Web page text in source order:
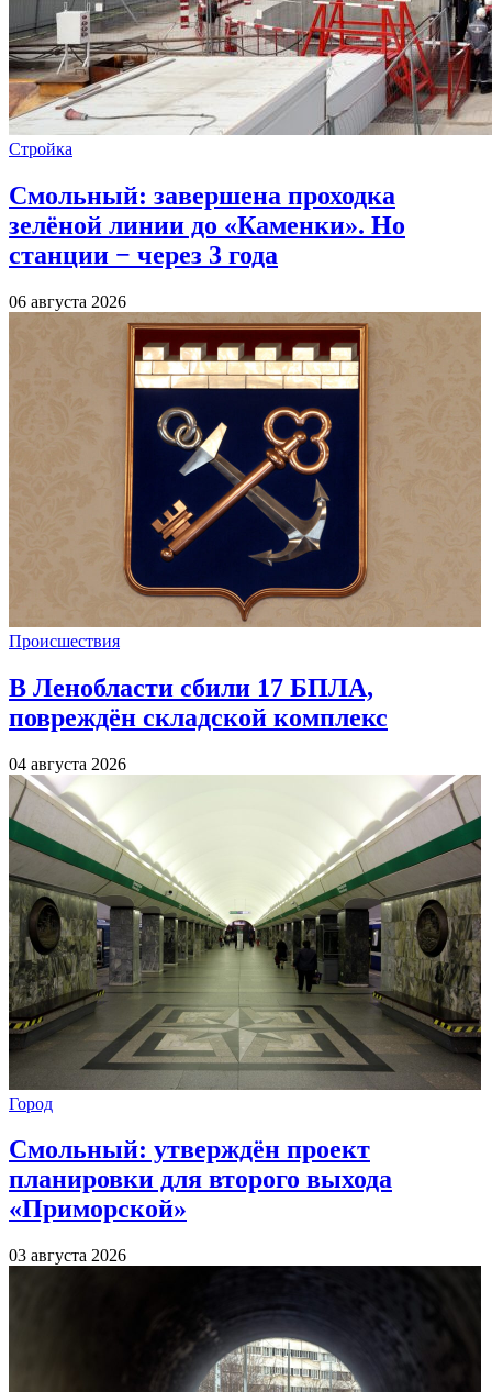
Стройка
Смольный: завершена проходка
зелёной линии до «Каменки». Но
станции − через 3 года
06 августа 2026
Происшествия
В Ленобласти сбили 17 БПЛА,
повреждён складской комплекс
04 августа 2026
Город
Смольный: утверждён проект
планировки для второго выхода
«Приморской»
03 августа 2026